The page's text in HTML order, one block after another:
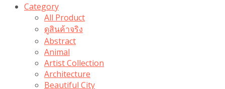
Category
All Product
ดูสินค้าจริง
Abstract
Animal
Artist Collection
Architecture
Beautiful City